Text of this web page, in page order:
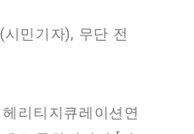
민기자), 무단 전
리티지큐레이션연